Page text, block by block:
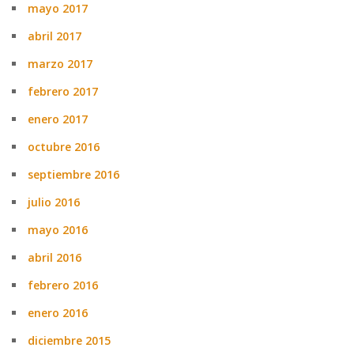
mayo 2017
abril 2017
marzo 2017
febrero 2017
enero 2017
octubre 2016
septiembre 2016
julio 2016
mayo 2016
abril 2016
febrero 2016
enero 2016
diciembre 2015